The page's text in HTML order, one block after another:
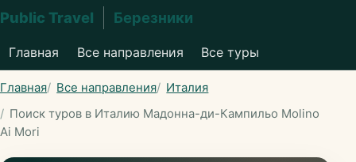
Public Travel Березники
Главная Все направления Все туры
Главная Все направления
Италия
Поиск туров в Италию Мадонна-ди-Кампильо Molino
Ai Mori